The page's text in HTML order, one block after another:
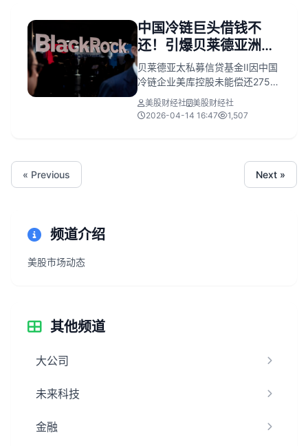
其妻简·劳德为雅诗兰黛家族成
员，持股市值约15亿美元。沃什
其巨额财富与多重金融利益关联
引发对美联储独立性的担忧。
中国冷链巨头借钱不
还！引爆贝莱德亚洲首
个大雷
贝莱德亚太私募信贷基金II因中国
冷链企业美库控股未能偿还2750
万美元本金及1200万美元利息
（合计近4000万美元）而遭遇其
事件发生在全球1.8万亿美元私募
信贷市场深陷赎回潮、违约风险
美股财经社 美股财经社
2026-04-14 16:47
1,507
« Previous Next »
频道介绍
美股市场动态
其他频道
大公司
未来科技
金融